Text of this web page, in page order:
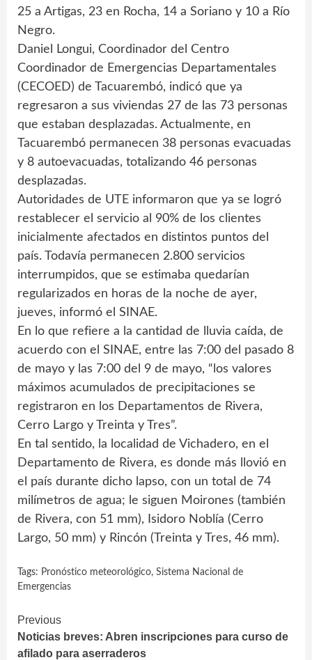
25 a Artigas, 23 en Rocha, 14 a Soriano y 10 a Río
Negro.
Daniel Longui, Coordinador del Centro
Coordinador de Emergencias Departamentales
(CECOED) de Tacuarembó, indicó que ya
regresaron a sus viviendas 27 de las 73 personas
que estaban desplazadas. Actualmente, en
Tacuarembó permanecen 38 personas evacuadas
y 8 autoevacuadas, totalizando 46 personas
desplazadas.
Autoridades de UTE informaron que ya se logró
restablecer el servicio al 90% de los clientes
inicialmente afectados en distintos puntos del
país. Todavía permanecen 2.800 servicios
interrumpidos, que se estimaba quedarían
regularizados en horas de la noche de ayer,
jueves, informó el SINAE.
En lo que refiere a la cantidad de lluvia caída, de
acuerdo con el SINAE, entre las 7:00 del pasado 8
de mayo y las 7:00 del 9 de mayo, “los valores
máximos acumulados de precipitaciones se
registraron en los Departamentos de Rivera,
Cerro Largo y Treinta y Tres”.
En tal sentido, la localidad de Vichadero, en el
Departamento de Rivera, es donde más llovió en
el país durante dicho lapso, con un total de 74
milímetros de agua; le siguen Moirones (también
de Rivera, con 51 mm), Isidoro Noblía (Cerro
Largo, 50 mm) y Rincón (Treinta y Tres, 46 mm).
Tags: Pronóstico meteorológico, Sistema Nacional de
Emergencias
Continue
Reading
Previous
Noticias breves: Abren inscripciones para curso de
afilado para aserraderos